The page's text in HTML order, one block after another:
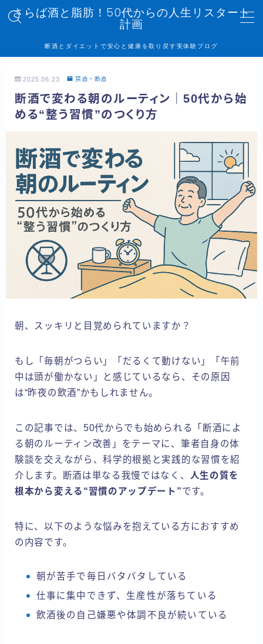
さらば酒と脂肪！50代からの人生リスタート
計画
断酒とダイエットで安心と健康を取り戻す実体験ブログ
MENU
トップページ
記事一覧
管理人プロフィール
プライバシーポリシー
お問い合わせ
2025.06.23 禁酒・断酒
断酒で変わる朝のルーティン｜50代から始
める“整う習慣”のつくり方
朝、スッキリと目覚められていますか？
もし「毎朝がつらい」「だるくて動けない」「午前
中は頭が働かない」と感じているなら、その原因
は“昨夜の飲酒”かもしれません。
この記事では、50代からでも始められる「断酒によ
る朝のルーティン改善」をテーマに、筆者自身の体
験談を交えながら、科学的根拠と実践的な習慣を紹
介します。断酒は単なる我慢ではなく、 人生の質を
根本から変える“習慣のアップデート”です。
特に、以下のような悩みを抱えている方におすすめ
の内容です。
朝が苦手で毎日バタバタしている
仕事に集中できず、生産性が落ちている
飲酒後の自己嫌悪や体調不良が続いている